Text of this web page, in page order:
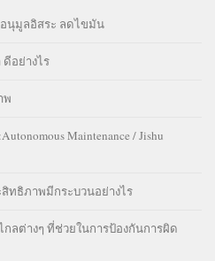
นุมูลอิสระ ลดไขมัน
อย่างไร
พ
Maintenance / Jishu
สิทธิภาพมีกระบวนอย่างไร
ลต่างๆ ที่ช่วยในการป้องกันการผิด